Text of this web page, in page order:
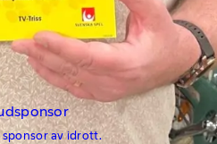
sponsor av idrott.